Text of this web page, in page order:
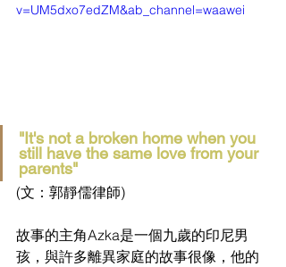
v=UM5dxo7edZM&ab_channel=waawei
"It's not a broken home when you
still have the same love from your
parents"
(文：郭靜儒律師)
故事的主角Azka是一個九歲的印尼男
孩，與許多離異家庭的故事很像，他的